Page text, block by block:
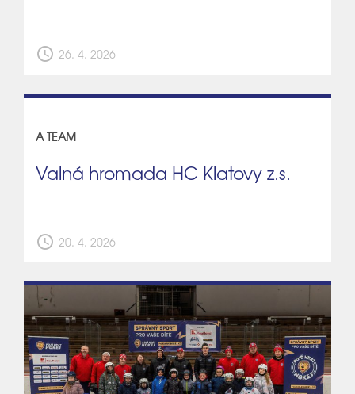
schedule 26. 4. 2026
A TEAM
Valná hromada HC Klatovy z.s.
schedule 20. 4. 2026